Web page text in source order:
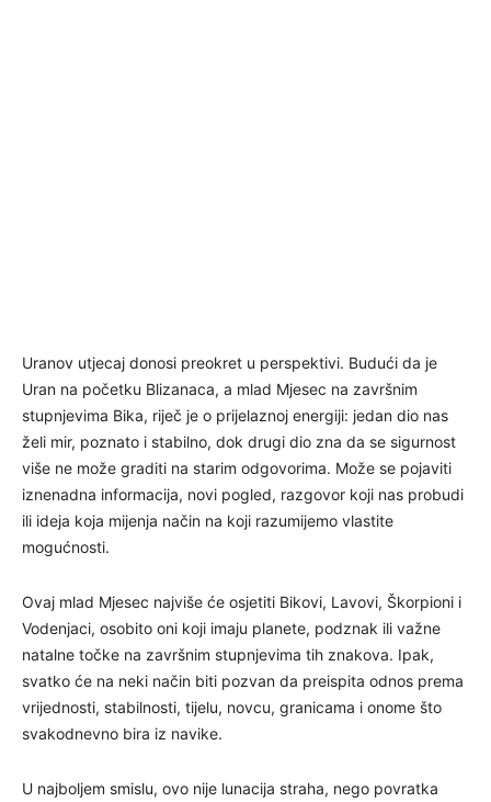
Uranov utjecaj donosi preokret u perspektivi. Budući da je
Uran na početku Blizanaca, a mlad Mjesec na završnim
stupnjevima Bika, riječ je o prijelaznoj energiji: jedan dio nas
želi mir, poznato i stabilno, dok drugi dio zna da se sigurnost
više ne može graditi na starim odgovorima. Može se pojaviti
iznenadna informacija, novi pogled, razgovor koji nas probudi
ili ideja koja mijenja način na koji razumijemo vlastite
mogućnosti.
Ovaj mlad Mjesec najviše će osjetiti Bikovi, Lavovi, Škorpioni i
Vodenjaci, osobito oni koji imaju planete, podznak ili važne
natalne točke na završnim stupnjevima tih znakova. Ipak,
svatko će na neki način biti pozvan da preispita odnos prema
vrijednosti, stabilnosti, tijelu, novcu, granicama i onome što
svakodnevno bira iz navike.
U najboljem smislu, ovo nije lunacija straha, nego povratka